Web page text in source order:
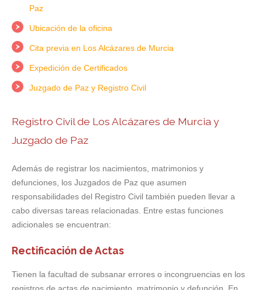
Paz
Ubicación de la oficina
Cita previa en Los Alcázares de Murcia
Expedición de Certificados
Juzgado de Paz y Registro Civil
Registro Civil de Los Alcázares de Murcia y
Juzgado de Paz
Además de registrar los nacimientos, matrimonios y
defunciones, los Juzgados de Paz que asumen
responsabilidades del Registro Civil también pueden llevar a
cabo diversas tareas relacionadas. Entre estas funciones
adicionales se encuentran:
Rectificación de Actas
Tienen la facultad de subsanar errores o incongruencias en los